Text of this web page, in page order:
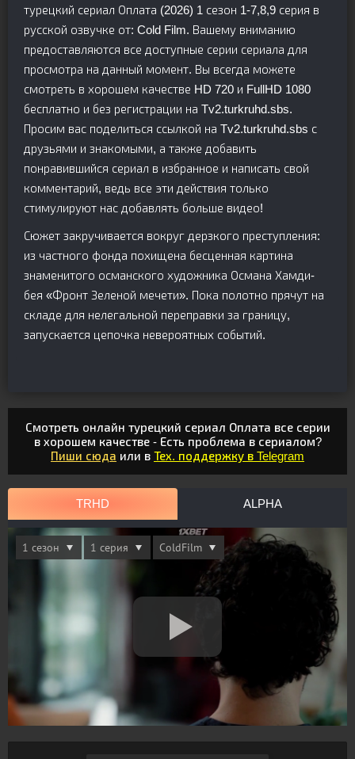
турецкий сериал Оплата (2026) 1 сезон 1-7,8,9 серия в
русской озвучке от: Cold Film. Вашему вниманию
предоставляются все доступные серии сериала для
просмотра на данный момент. Вы всегда можете
смотреть в хорошем качестве HD 720 и FullHD 1080
бесплатно и без регистрации на Tv2.turkruhd.sbs.
Просим вас поделиться ссылкой на Tv2.turkruhd.sbs с
друзьями и знакомыми, а также добавить
понравившийся сериал в избранное и написать свой
комментарий, ведь все эти действия только
стимулируют нас добавлять больше видео!
Сюжет закручивается вокруг дерзкого преступления:
из частного фонда похищена бесценная картина
знаменитого османского художника Османа Хамди-
бея «Фронт Зеленой мечети». Пока полотно прячут на
складе для нелегальной переправки за границу,
запускается цепочка невероятных событий.
Смотреть онлайн турецкий сериал Оплата все серии
в хорошем качестве - Есть проблема в сериалом?
Пиши сюда или в Тех. поддержку в Telegram
TRHD ALPHA